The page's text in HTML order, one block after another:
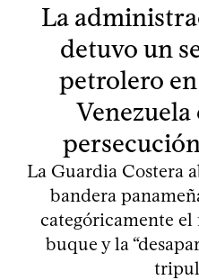
La
detuvo un
petrolero
La Guardia Costera
bandera
categóricamente el
buque y la